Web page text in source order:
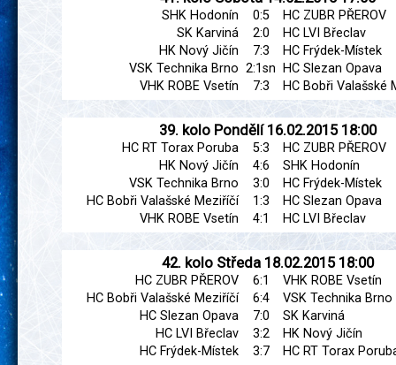
SHK Hodonín 0:5
HC ZUBR PŘEROV
SK Karviná
2:0
HC LVI Břeclav
HK Nový Jičín
7:3
HC Frýdek-Místek
VSK Technika Brno 2:1sn
HC Slezan Opava
VHK ROBE Vsetín
7:3 HC Bobři Valašské
39. kolo Pondělí 16.02.2015 18:00
HC RT Torax Poruba 5:3
HC ZUBR PŘEROV
HK Nový Jičín
4:6
SHK Hodonín
VSK Technika Brno
3:0
HC Frýdek-Místek
HC Bobři Valašské Meziříčí
1:3
HC Slezan Opava
VHK ROBE Vsetín
4:1 HC LVI Břeclav
42. kolo Středa 18.02.2015 18:00
HC ZUBR PŘEROV 6:1
VHK ROBE Vsetín
HC Bobři Valašské Meziříčí
6:4
VSK Technika Brno
HC Slezan Opava
7:0
SK Karviná
HC LVI Břeclav
3:2
HK Nový Jičín
HC Frýdek-Místek
3:7 HC RT Torax